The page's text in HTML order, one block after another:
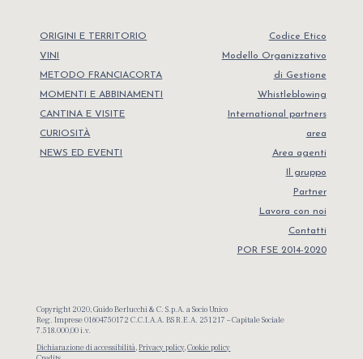
ORIGINI E TERRITORIO
VINI
METODO FRANCIACORTA
MOMENTI E ABBINAMENTI
CANTINA E VISITE
CURIOSITÀ
NEWS ED EVENTI
Codice Etico
Modello Organizzativo
di Gestione
Whistleblowing
International partners
area
Area agenti
Il gruppo
Partner
Lavora con noi
Contatti
POR FSE 2014-2020
Copyright 2020, Guido Berlucchi & C. S.p.A. a Socio Unico
Reg. Imprese 01604750172 C.C.I.A.A. BS R.E.A. 251217 – Capitale Sociale
7.518.000,00 i.v.
Dichiarazione di accessibilità ,Privacy policy,Cookie policy